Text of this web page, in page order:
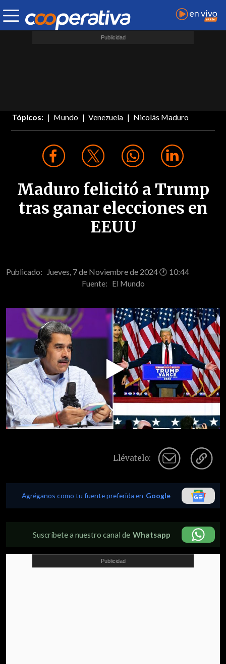
Tópicos: Mundo Venezuela Nicolás Maduro
Maduro felicitó a Trump
tras ganar elecciones en
EEUU
Publicado: Jueves, 7 de Noviembre de 2024 🕐 10:44
Fuente: El Mundo
Video
Llévatelo:
Agréganos como tu fuente preferida en Google
Suscríbete a nuestro canal de Whatsapp